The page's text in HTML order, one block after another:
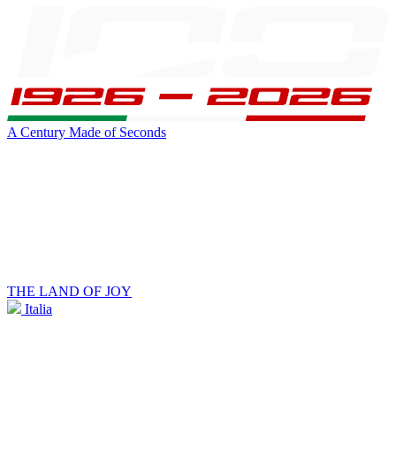
A Century Made of Seconds
THE LAND OF JOY
Italia